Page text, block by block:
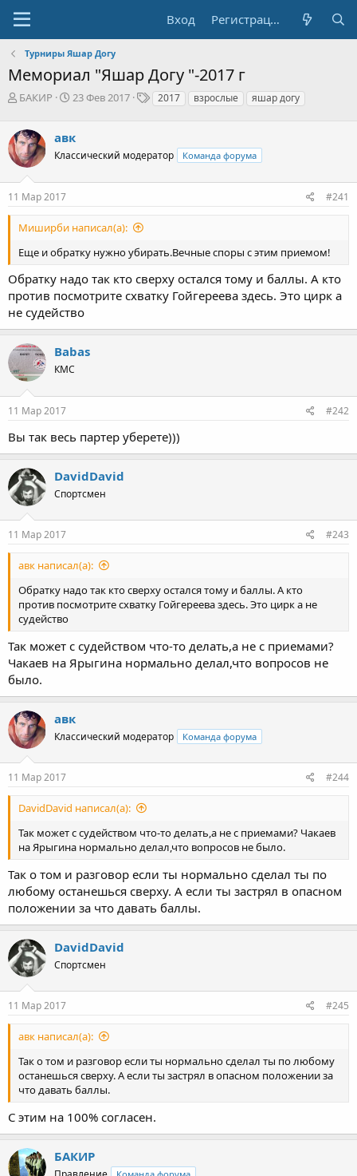
Вход Регистрация
Турниры Яшар Догу
Мемориал "Яшар Догу "-2017 г
А
о
р
т
е
м
БАКИР
Д
а
н
ч
а
23 Фев 2017
Т2017 взрослые яшар догу
авк
Классический модератор Команда форума
11 Мар 2017 #241
Миширби написал(а):
Еще и обратку нужно убирать.Вечные споры с этим приемом!
Обратку надо так кто сверху остался тому и баллы. А кто
против посмотрите схватку Гойгереева здесь. Это цирк а
не судейство
Babas
КМС
11 Мар 2017 #242
Вы так весь партер уберете)))
DavidDavid
Спортсмен
11 Мар 2017 #243
авк написал(а):
Обратку надо так кто сверху остался тому и баллы. А кто
против посмотрите схватку Гойгереева здесь. Это цирк а не
судейство
Так может с судейством что-то делать,а не с приемами?
Чакаев на Ярыгина нормально делал,что вопросов не
было.
авк
Классический модератор Команда форума
11 Мар 2017 #244
DavidDavid написал(а):
Так может с судейством что-то делать,а не с приемами? Чакаев
на Ярыгина нормально делал,что вопросов не было.
Так о том и разговор если ты нормально сделал ты по
любому останешься сверху. А если ты застрял в опасном
положении за что давать баллы.
DavidDavid
Спортсмен
11 Мар 2017 #245
авк написал(а):
Так о том и разговор если ты нормально сделал ты по любому
останешься сверху. А если ты застрял в опасном положении за
что давать баллы.
С этим на 100% согласен.
БАКИР
Команда форума